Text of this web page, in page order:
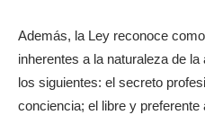
Además, la Ley reconoce
inherentes a la naturaleza de
los siguientes: el secreto
conciencia; el libre y